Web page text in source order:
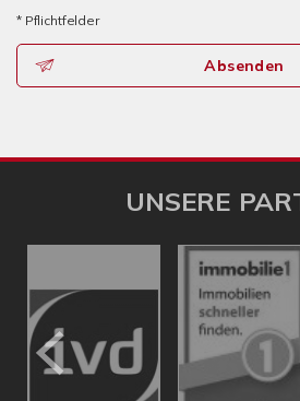
* Pflichtfelder
Absenden
UNSERE